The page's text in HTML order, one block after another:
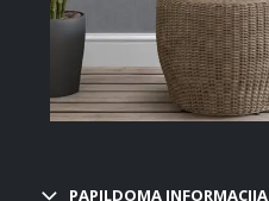
PAPILDOMA INFORMACIJA